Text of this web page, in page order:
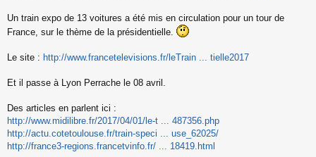
a
g
n
l
Un train expo de 13 voitures a été mis en circulation pour un tour de
France, sur le thème de la présidentielle.
Le site : http://www.francetelevisions.fr/leTrain ... tielle2017
Et il passe à Lyon Perrache le 08 avril.
Des articles en parlent ici :
http://www.midilibre.fr/2017/04/01/le-t ... 487356.php
http://actu.cotetoulouse.fr/train-speci ... use_62025/
http://france3-regions.francetvinfo.fr/ ... 18419.html